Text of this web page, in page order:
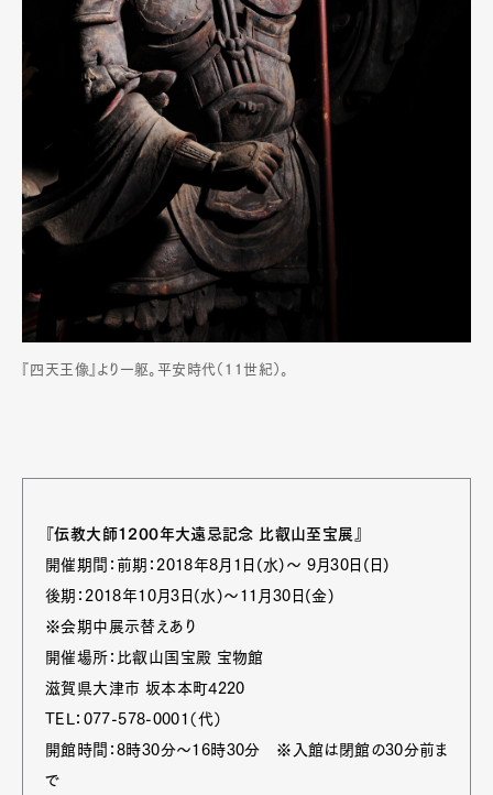
『四天王像』より一躯。平安時代（11世紀）。
『伝教大師1200年大遠忌記念 比叡山至宝展』
開催期間：前期：2018年8月1日(水)～ 9月30日(日)
後期：2018年10月3日(水)～11月30日(金)
※会期中展示替えあり
開催場所：比叡山国宝殿 宝物館
滋賀県大津市 坂本本町4220
TEL：077-578-0001（代）
開館時間：8時30分～16時30分 ※入館は閉館の30分前ま
で